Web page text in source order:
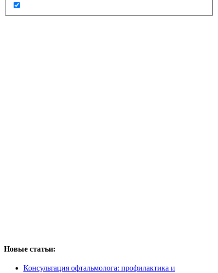
Новые статьи:
Консультация офтальмолога: профилактика и